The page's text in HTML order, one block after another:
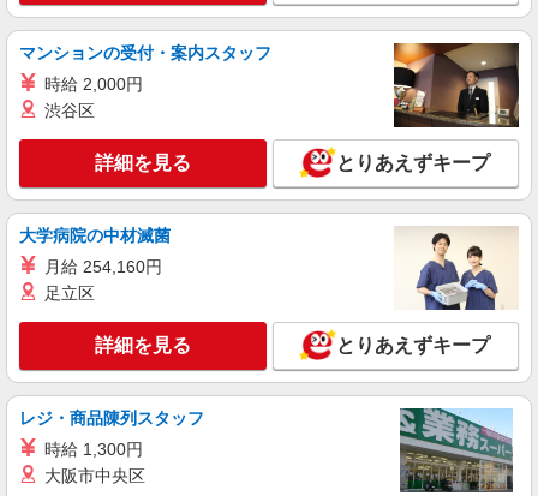
9,000,000円 〜10,500,000円 （賞与 年2回/6月、
12月支給） ※前職の給与を考慮し、経験・能力に
応じて決定します。 ※ラインを持たない管理職と
しての採用を想定しています。 ※本ポジションは
「管理監督者」に該当するため、時間外・休日労
働に対する割増賃金の支給対象外となります。
【給与更改】年1回(7月) 【賃金形態】月給制
東京都品川区大崎2-1-1 Think Park Tower （変
更の範囲）会社の定める事業所（在宅勤務を行う
詳細を見る
職業紹介
ニッセイ・ウェルス生命保険株式会社
生命保険会社のITリスク管理における管理職
月給：432,000円〜582,999円 年収：6,600,000
円〜10,500,000円(賞与・残業代含む) 賞与：年2
回/6、12月支給 給与更改：年1回（7月） 賃金形
応じて決定します。
東京都品川区大崎2-1-1 Think Park Tower （変
更の範囲）会社の定める事業所（在宅勤務を行う
場所を含む）
キープ 詳細を見る
株式会社フルキャスト東京支社/EA0401G-10W
カンタン事務・データ入力スタッフ
マンションの受付・案内スタッフ
時給 2,000円
渋谷区
詳細を見る とりあえずキープ
大学病院の中材滅菌
月給 254,160円
足立区
詳細を見る とりあえずキープ
レジ・商品陳列スタッフ
時給 1,300円
大阪市中央区